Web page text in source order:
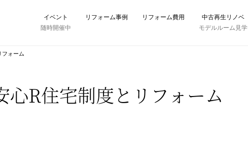
イベント
随時開催中
リフォーム事例 リフォーム費用
中古再生リノベ
モデルルーム見学
フォーム
心R住宅制度とリフォーム